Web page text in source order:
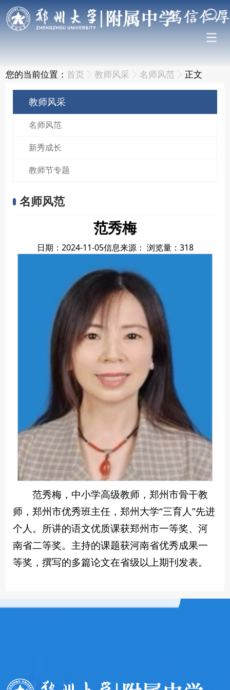
您的当前位置：首页 教师风采 名师风范 正文
教师风采
名师风范
新秀成长
教师节专题
名师风范
范秀梅
日期：2024-11-05信息来源： 浏览量： 318
范秀梅，中小学高级教师，郑州市骨干教
师，郑州市优秀班主任，郑州大学“三育人”先进
个人。所讲的语文优质课获郑州市一等奖、河
南省二等奖。主持的课题获河南省优秀成果一
等奖，撰写的多篇论文在省级以上期刊发表。